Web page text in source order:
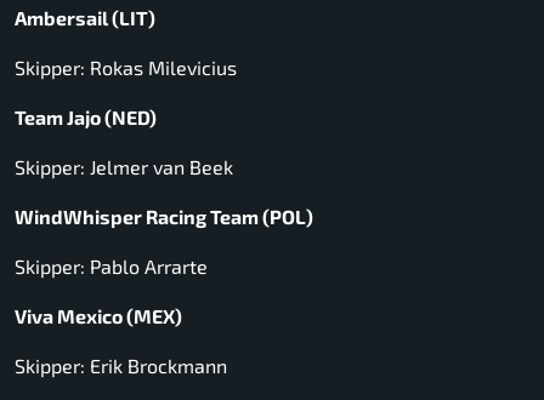
Ambersail (LIT)
Skipper: Rokas Milevicius
Team Jajo (NED)
Skipper: Jelmer van Beek
WindWhisper Racing Team (POL)
Skipper: Pablo Arrarte
Viva Mexico (MEX)
Skipper: Erik Brockmann